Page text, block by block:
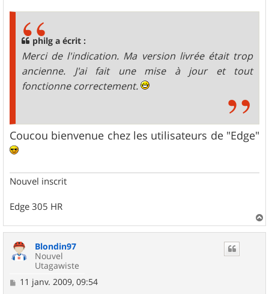
philg a écrit :
Merci de l'indication. Ma version livrée était trop
ancienne. J'ai fait une mise à jour et tout
fonctionne correctement.
Coucou bienvenue chez les utilisateurs de "Edge"
Nouvel inscrit
Edge 305 HR
a
Blondin97
Nouvel
Utagawiste
M11 janv. 2009, 09:54